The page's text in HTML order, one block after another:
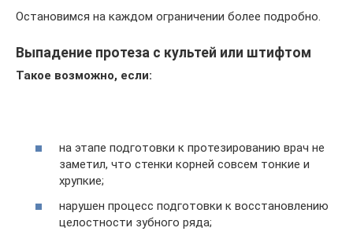
Остановимся на каждом ограничении более подробно.
Выпадение протеза с культей или штифтом
Такое возможно, если:
на этапе подготовки к протезированию врач не
заметил, что стенки корней совсем тонкие и
хрупкие;
нарушен процесс подготовки к восстановлению
целостности зубного ряда;